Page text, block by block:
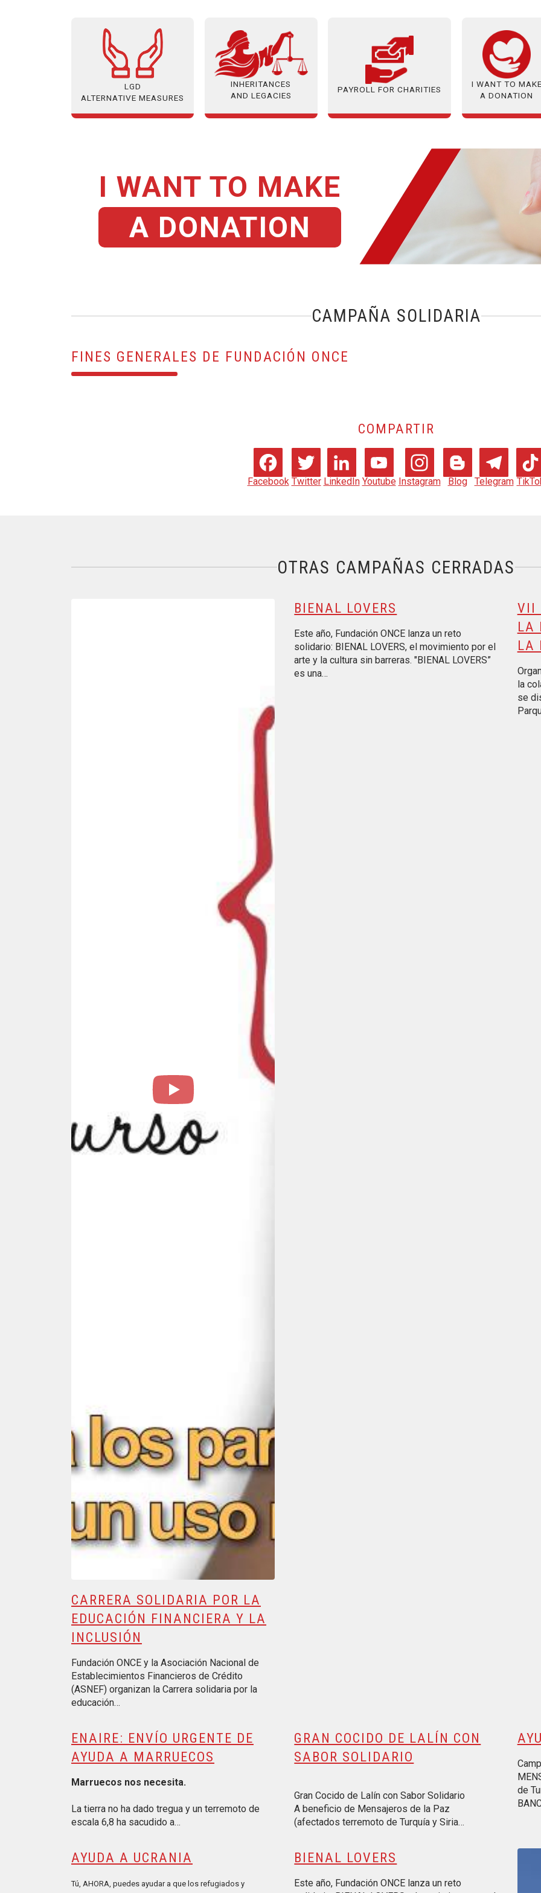
LGD
ALTERNATIVE MEASURES
INHERITANCES
AND LEGACIES
PAYROLL FOR CHARITIES
I WANT TO
A DONATION
I WANT TO MAKE
A DONATION
CAMPAÑA SOLIDARIA
FINES GENERALES DE FUNDACIÓN ONCE
COMPARTIR
Facebook Twitter LinkedIn Youtube Instagram Blog Telegram
OTRAS CAMPAÑAS CERRADAS
Reproducir vídeo: Carrera solidaria por la educación financiera y la inclusión
CARRERA SOLIDARIA POR LA
EDUCACIÓN FINANCIERA Y LA
INCLUSIÓN
Fundación ONCE y la Asociación Nacional de
Establecimientos Financieros de Crédito
(ASNEF) organizan la Carrera solidaria por la
educación…
BIENAL LOVERS
Este año, Fundación ONCE lanza un reto
solidario: BIENAL LOVERS, el movimiento por el
arte y la cultura sin barreras. "BIENAL LOVERS”
es una…
VII
LA
LA
la
se
ENAIRE: ENVÍO URGENTE DE
AYUDA A MARRUECOS
Marruecos nos necesita.
La tierra no ha dado tregua y un terremoto de
escala 6,8 ha sacudido a…
GRAN COCIDO DE LALÍN CON
SABOR SOLIDARIO
Gran Cocido de Lalín con Sabor Solidario
A beneficio de Mensajeros de la Paz
(afectados terremoto de Turquía y Siria…
de
AYUDA A UCRANIA
Tú, AHORA, puedes ayudar a que los refugiados y
BIENAL LOVERS
Este año, Fundación ONCE lanza un reto